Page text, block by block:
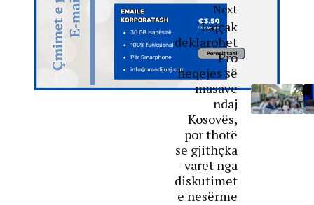
Next
Lajçak
deklarohet
Pro
heqejes së
masave
ndaj
Kosovës,
por thotë
se gjithçka
varet nga
diskutimet
e nesërme